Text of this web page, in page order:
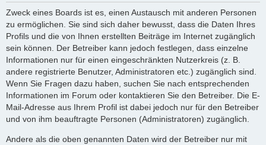
Zweck eines Boards ist es, einen Austausch mit anderen Personen
zu ermöglichen. Sie sind sich daher bewusst, dass die Daten Ihres
Profils und die von Ihnen erstellten Beiträge im Internet zugänglich
sein können. Der Betreiber kann jedoch festlegen, dass einzelne
Informationen nur für einen eingeschränkten Nutzerkreis (z. B.
andere registrierte Benutzer, Administratoren etc.) zugänglich sind.
Wenn Sie Fragen dazu haben, suchen Sie nach entsprechenden
Informationen im Forum oder kontaktieren Sie den Betreiber. Die E-
Mail-Adresse aus Ihrem Profil ist dabei jedoch nur für den Betreiber
und von ihm beauftragte Personen (Administratoren) zugänglich.
Andere als die oben genannten Daten wird der Betreiber nur mit